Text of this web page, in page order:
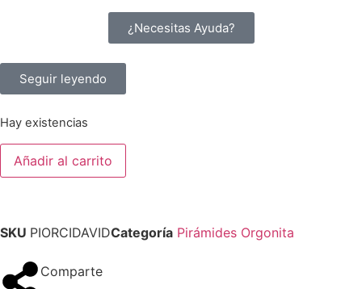
¿Necesitas Ayuda?
Seguir leyendo
Hay existencias
Añadir al carrito
SKU PIORCIDAVIDCategoría Pirámides Orgonita
Comparte